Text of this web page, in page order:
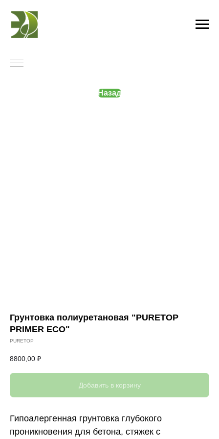
Назад
Грунтовка полиуретановая "PURETOP
PRIMER ECO"
PURETOP
8800,00 ₽
Добавить в корзину
Гипоалергенная грунтовка глубокого
проникновения для бетона, стяжек с